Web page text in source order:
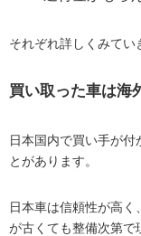
それぞれ詳しくみてい
買い取った車は海
日本国内で買い手が付
とがあります。
日本車は信頼性が高
が古くても整備次第で